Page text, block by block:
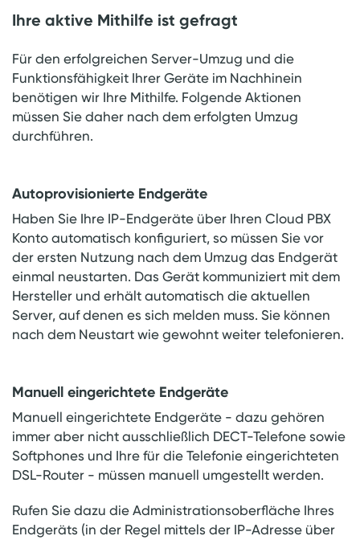
Ihre aktive Mithilfe ist gefragt
Für den erfolgreichen Server-Umzug und die
Funktionsfähigkeit Ihrer Geräte im Nachhinein
benötigen wir Ihre Mithilfe. Folgende Aktionen
müssen Sie daher nach dem erfolgten Umzug
durchführen.
Autoprovisionierte Endgeräte
Haben Sie Ihre IP-Endgeräte über Ihren Cloud PBX
Konto automatisch konfiguriert, so müssen Sie vor
der ersten Nutzung nach dem Umzug das Endgerät
einmal neustarten. Das Gerät kommuniziert mit dem
Hersteller und erhält automatisch die aktuellen
Server, auf denen es sich melden muss. Sie können
nach dem Neustart wie gewohnt weiter telefonieren.
Manuell eingerichtete Endgeräte
Manuell eingerichtete Endgeräte - dazu gehören
immer aber nicht ausschließlich DECT-Telefone sowie
Softphones und Ihre für die Telefonie eingerichteten
DSL-Router - müssen manuell umgestellt werden.
Rufen Sie dazu die Administrationsoberfläche Ihres
Endgeräts (in der Regel mittels der IP-Adresse über